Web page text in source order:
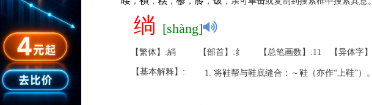
绱 [shàng]
【繁体】:緔 【部首】:纟 【总笔画数】:11 【异体字
【基本解释】: 将鞋帮与鞋底缝合：～鞋（亦作“上鞋”）。